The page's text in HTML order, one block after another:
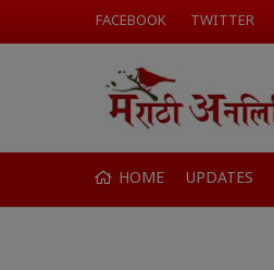
FACEBOOK TWITTER
HOME UPDATES